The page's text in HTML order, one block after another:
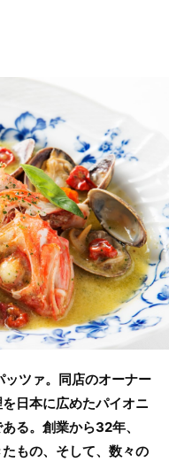
ツァ。同店のオーナー
日本に広めたパイオニ
る。創業から32年、
もの、そして、数々の